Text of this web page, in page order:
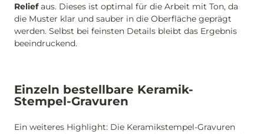
Reliefaus. Dieses ist optimal für die Arbeit mit Ton, da
die Muster klar und sauber in die Oberfläche geprägt
werden. Selbst bei feinsten Details bleibt das Ergebnis
beeindruckend.
Einzeln bestellbare Keramik-
Stempel-Gravuren
Ein weiteres Highlight: Die Keramikstempel-Gravuren